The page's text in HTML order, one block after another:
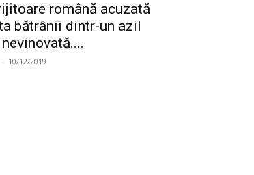
română acuzată
bătrânii dintr-un azil
- 10/12/2019